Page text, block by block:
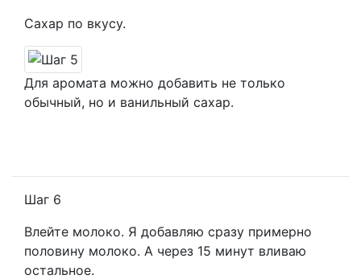
Сахар по вкусу.
Для аромата можно добавить не только
обычный, но и ванильный сахар.
Шаг 6
Влейте молоко. Я добавляю сразу примерно
половину молоко. А через 15 минут вливаю
остальное.